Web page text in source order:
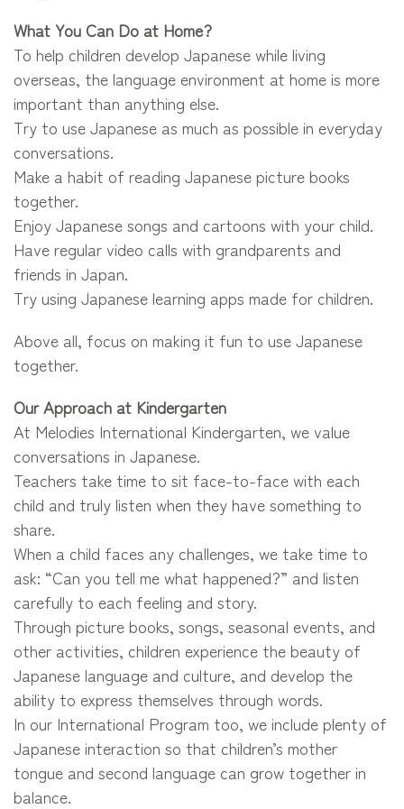
What You Can Do at Home?
To help children develop Japanese while living
overseas, the language environment at home is more
important than anything else.
Try to use Japanese as much as possible in everyday
conversations.
Make a habit of reading Japanese picture books
together.
Enjoy Japanese songs and cartoons with your child.
Have regular video calls with grandparents and
friends in Japan.
Try using Japanese learning apps made for children.
Above all, focus on making it fun to use Japanese
together.
Our Approach at Kindergarten
At Melodies International Kindergarten, we value
conversations in Japanese.
Teachers take time to sit face-to-face with each
child and truly listen when they have something to
share.
When a child faces any challenges, we take time to
ask: “Can you tell me what happened?” and listen
carefully to each feeling and story.
Through picture books, songs, seasonal events, and
other activities, children experience the beauty of
Japanese language and culture, and develop the
ability to express themselves through words.
In our International Program too, we include plenty of
Japanese interaction so that children’s mother
tongue and second language can grow together in
balance.